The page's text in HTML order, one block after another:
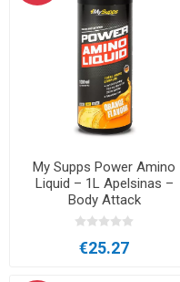
My Supps Power Amino
Liquid – 1L Apelsinas –
Body Attack
€25.27